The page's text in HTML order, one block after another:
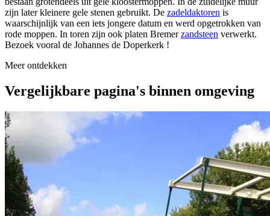
zijn later kleinere gele stenen gebruikt. De zadeldaktoren is
waarschijnlijk van een iets jongere datum en werd opgetrokken van
rode moppen. In toren zijn ook platen Bremerzandsteen verwerkt.
Bezoek vooral de Johannes de Doperkerk !
Meer ontdekken
Vergelijkbare pagina's binnen omgeving